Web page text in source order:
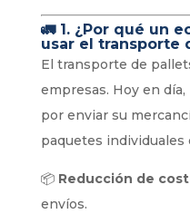
🚛 1. ¿Por qué un
usar el transporte
El transporte de
empresas. Hoy en
por enviar su
paquetes individuales
📦 Reducción de
envíos.